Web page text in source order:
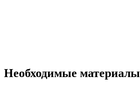
Необходимые материалы